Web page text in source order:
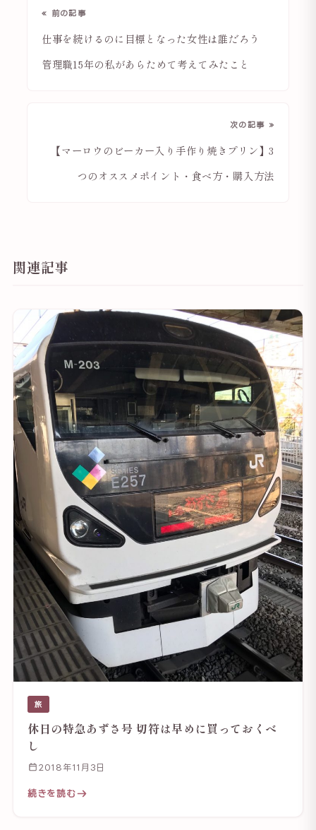
« 前の記事
仕事を続けるのに目標となった女性は誰だろう
管理職15年の私があらためて考えてみたこと
次の記事 »
【マーロウのビーカー入り手作り焼きプリン】3
つのオススメポイント・食べ方・購入方法
関連記事
旅
休日の特急あずさ号 切符は早めに買っておくべ
し
2018年11月3日
続きを読む